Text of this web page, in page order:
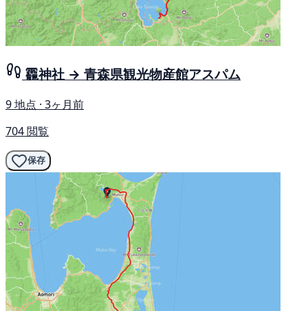
龗神社 → 青森県観光物産館アスパム
9 地点 · 3ヶ月前
704 閲覧
保存